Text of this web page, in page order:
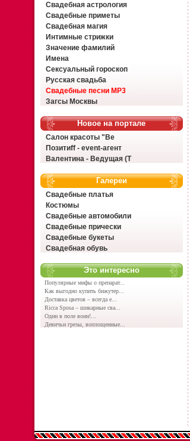
Свадебная астрология
Свадебные приметы
Свадебная магия
Интимные стрижки
Значение фамилий
Имена
Сексуальный гороскоп
Русская свадьба
Свадебные песни MP3
Загсы Москвы
Новое на портале
Салон красоты "Ве
Позитиff - event-агент
Валентина - Ведущая (Т
Галереи
Свадебные платья
Костюмы
Свадебные автомобили
Свадебные прически
Свадебные букеты
Свадебная обувь
Это интересно
Популярные мифы о препарат...
Как выгодно купить бижутер...
Доставка цветов – всегда е...
Ricca Sposa – шикарные сва...
Один в поле воин!...
Девичьи грезы, воплощенные...